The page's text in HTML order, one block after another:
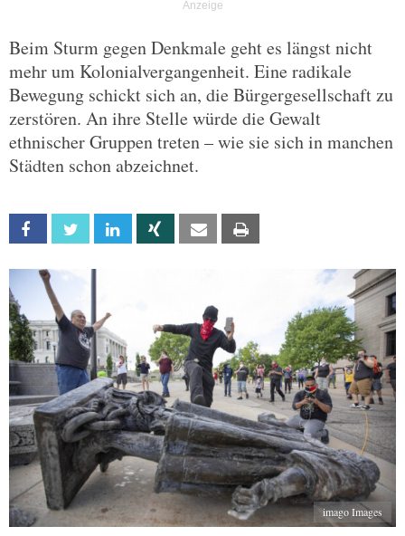
Beim Sturm gegen Denkmale geht es längst nicht
mehr um Kolonialvergangenheit. Eine radikale
Bewegung schickt sich an, die Bürgergesellschaft zu
zerstören. An ihre Stelle würde die Gewalt
ethnischer Gruppen treten – wie sie sich in manchen
Städten schon abzeichnet.
Facebook Twitter Linkedin Xing Email
imago Images